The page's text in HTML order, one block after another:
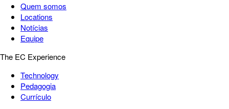
Quem somos
Locations
Notícias
Equipe
The EC Experience
Technology
Pedagogia
Currículo